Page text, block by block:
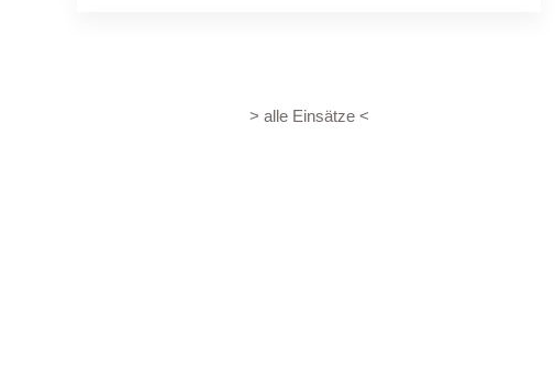
> alle Einsätze <